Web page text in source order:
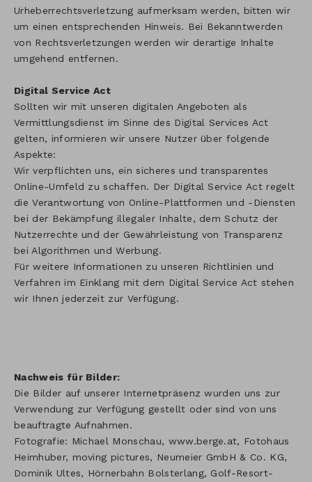
Urheberrechtsverletzung aufmerksam werden, bitten wir
um einen entsprechenden Hinweis. Bei Bekanntwerden
von Rechtsverletzungen werden wir derartige Inhalte
umgehend entfernen.
Digital Service Act
Sollten wir mit unseren digitalen Angeboten als
Vermittlungsdienst im Sinne des Digital Services Act
gelten, informieren wir unsere Nutzer über folgende
Aspekte:
Wir verpflichten uns, ein sicheres und transparentes
Online-Umfeld zu schaffen. Der Digital Service Act regelt
die Verantwortung von Online-Plattformen und -Diensten
bei der Bekämpfung illegaler Inhalte, dem Schutz der
Nutzerrechte und der Gewährleistung von Transparenz
bei Algorithmen und Werbung.
Für weitere Informationen zu unseren Richtlinien und
Verfahren im Einklang mit dem Digital Service Act stehen
wir Ihnen jederzeit zur Verfügung.
Nachweis für Bilder:
Die Bilder auf unserer Internetpräsenz wurden uns zur
Verwendung zur Verfügung gestellt oder sind von uns
beauftragte Aufnahmen.
Fotografie: Michael Monschau, www.berge.at, Fotohaus
Heimhuber, moving pictures, Neumeier GmbH & Co. KG,
Dominik Ultes, Hörnerbahn Bolsterlang, Golf-Resort-